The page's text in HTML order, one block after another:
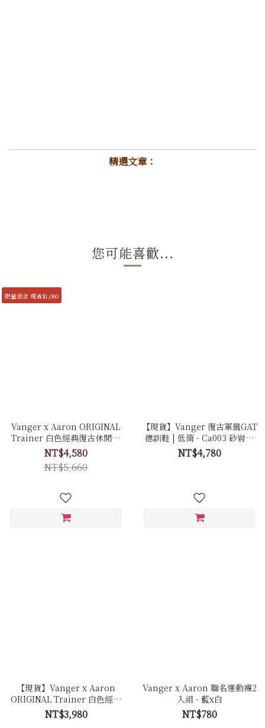
精選文章：
您可能喜歡...
限量組合 現省$1,080
Vanger x Aaron ORIGINAL
Trainer 白色經典復古休閒鞋
聯名限量套組 - Ca006皚白色
(膠底)
NT$4,580
NT$5,660
【現貨】Vanger 復古軍風GAT
德訓鞋 | 低筒 - Ca003 砂岩白
(膠底)
NT$4,780
【現貨】Vanger x Aaron
ORIGINAL Trainer 白色經典
復古休閒鞋 - Ca007皚白色(膠
底)
NT$3,980
Vanger x Aaron 聯名運動襪2
入組 - 藍x白
NT$780